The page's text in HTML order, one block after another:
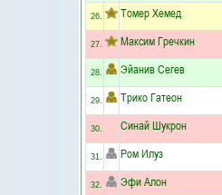
26. Томер Хемед
27. Максим Гречкин
28. Эйанив Сегев
29. Трико Гатеон
30. Синай Шукрон
31. Ром Илуз
32. Эфи Алон